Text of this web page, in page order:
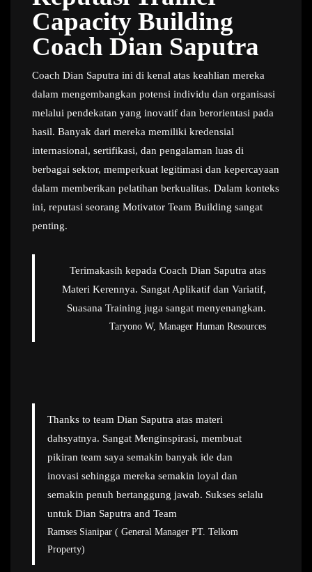
Capacity Building
Coach Dian Saputra
Coach Dian Saputra ini di kenal atas keahlian mereka
dalam mengembangkan potensi individu dan organisasi
melalui pendekatan yang inovatif dan berorientasi pada
hasil. Banyak dari mereka memiliki kredensial
internasional, sertifikasi, dan pengalaman luas di
berbagai sektor, memperkuat legitimasi dan kepercayaan
dalam memberikan pelatihan berkualitas. Dalam konteks
ini, reputasi seorang Motivator Team Building sangat
penting.
Terimakasih kepada Coach Dian Saputra atas
Materi Kerennya. Sangat Aplikatif dan Variatif,
Suasana Training juga sangat menyenangkan.
Taryono W, Manager Human Resources
Thanks to team Dian Saputra atas materi
dahsyatnya. Sangat Menginspirasi, membuat
pikiran team saya semakin banyak ide dan
inovasi sehingga mereka semakin loyal dan
semakin penuh bertanggung jawab. Sukses selalu
untuk Dian Saputra and Team
Ramses Sianipar ( General Manager PT. Telkom
Property)